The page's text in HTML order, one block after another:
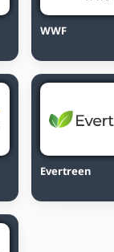
WWF
Evertreen